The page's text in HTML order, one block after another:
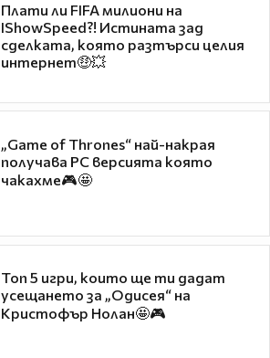
Плати ли FIFA милиони на
IShowSpeed?! Истината зад
сделката, която разтърси целия
интернет🤑💥
„Game of Thrones“ най-накрая
получава PC версията която
чакахме🎮🤩
Топ 5 игри, които ще ти дадат
усещането за „Одисея“ на
Кристофър Нолан🤩🎮